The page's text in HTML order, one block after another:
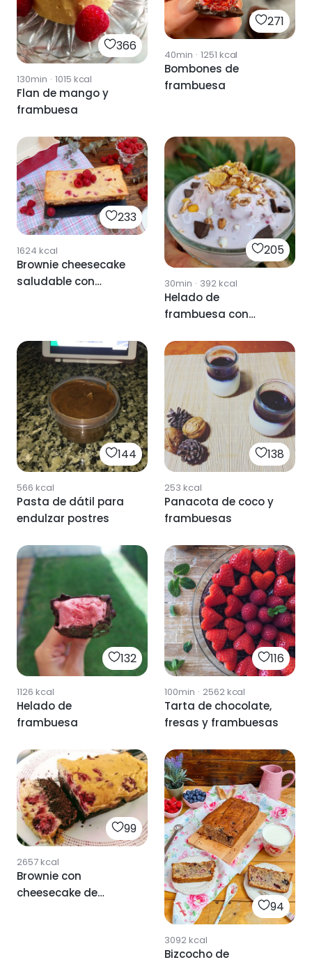
366
130min · 1015 kcal
Flan de mango y
frambuesa
271
40min · 1251 kcal
Bombones de
frambuesa
233
1624 kcal
Brownie cheesecake
saludable con
205
30min · 392kcal
Helado de
frambuesa con
144
566 kcal
Pasta de dátil para
endulzar postres
138
253 kcal
Panacota de coco y
frambuesas
132
1126 kcal
Helado de
frambuesa
116
100min · 2562kcal
Tarta de chocolate,
fresas y frambuesas
99
2657kcal
Brownie con
cheesecake de
94
3092kcal
Bizcocho de